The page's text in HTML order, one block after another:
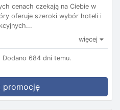
cenach czekają na Ciebie w
oferuje szeroki wybór hoteli i
więcej
Dodano 684 dni temu.
promocję